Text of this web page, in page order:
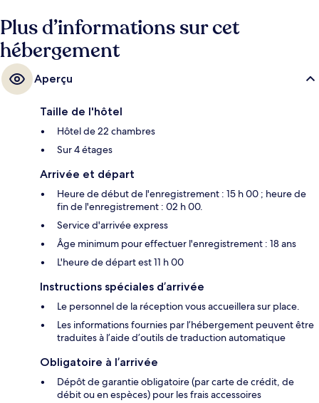
chambre.
Plus d’informations sur cet
hébergement
Aperçu
Taille de l'hôtel
Hôtel de 22 chambres
Sur 4 étages
Arrivée et départ
Heure de début de l'enregistrement : 15 h 00 ; heure de
fin de l'enregistrement : 02 h 00.
Service d'arrivée express
Âge minimum pour effectuer l'enregistrement : 18 ans
L'heure de départ est 11 h 00
Instructions spéciales d’arrivée
Le personnel de la réception vous accueillera sur place.
Les informations fournies par l’hébergement peuvent être
traduites à l’aide d’outils de traduction automatique
Obligatoire à l’arrivée
Dépôt de garantie obligatoire (par carte de crédit, de
débit ou en espèces) pour les frais accessoires